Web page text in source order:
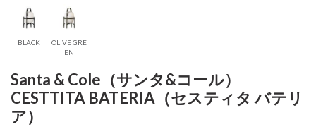
BLACK
OLIVE GRE
EN
Santa & Cole（サンタ&コール）
CESTTITA BATERIA（セスティタ バテリ
ア）